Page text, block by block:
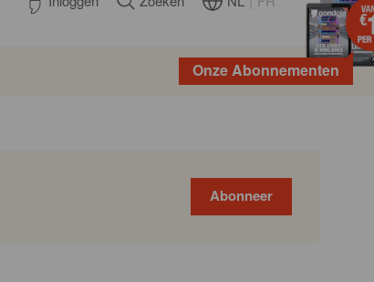
Onze Abonnementen
Abonneer